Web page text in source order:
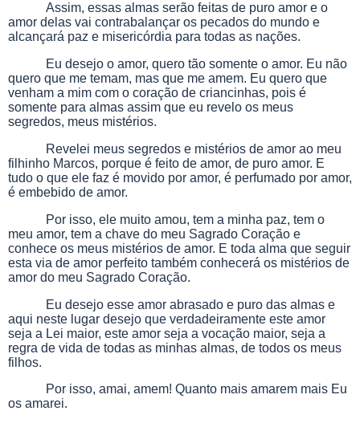
Assim, essas almas serão feitas de puro amor e o
amor delas vai contrabalançar os pecados do mundo e
alcançará paz e misericórdia para todas as nações.
Eu desejo o amor, quero tão somente o amor. Eu não
quero que me temam, mas que me amem. Eu quero que
venham a mim com o coração de criancinhas, pois é
somente para almas assim que eu revelo os meus
segredos, meus mistérios.
Revelei meus segredos e mistérios de amor ao meu
filhinho Marcos, porque é feito de amor, de puro amor. E
tudo o que ele faz é movido por amor, é perfumado por amor,
é embebido de amor.
Por isso, ele muito amou, tem a minha paz, tem o
meu amor, tem a chave do meu Sagrado Coração e
conhece os meus mistérios de amor. E toda alma que seguir
esta via de amor perfeito também conhecerá os mistérios de
amor do meu Sagrado Coração.
Eu desejo esse amor abrasado e puro das almas e
aqui neste lugar desejo que verdadeiramente este amor
seja a Lei maior, este amor seja a vocação maior, seja a
regra de vida de todas as minhas almas, de todos os meus
filhos.
Por isso, amai, amem! Quanto mais amarem mais Eu
os amarei.